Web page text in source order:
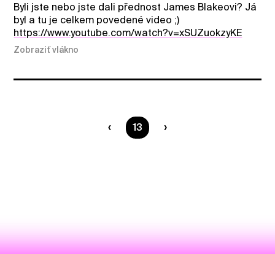
Byli jste nebo jste dali přednost James Blakeovi? Já
byl a tu je celkem povedené video ;)
https://www.youtube.com/watch?v=xSUZuokzyKE
Zobraziť vlákno
Ste na strane
13